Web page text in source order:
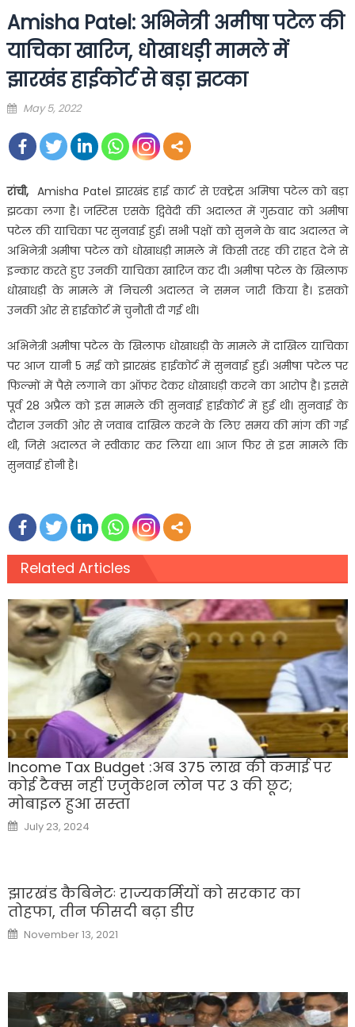
Amisha Patel: अभिनेत्री अमीषा पटेल की
याचिका खारिज, धोखाधड़ी मामले में
झारखंड हाईकोर्ट से बड़ा झटका
Posted
May 5, 2022
रांची,Amisha Patel झारखंड हाई कार्ट से एक्‍ट्रेस अमिषा पटेल को बड़ा
झटका लगा है। जस्टिस एसके द्विवेदी की अदालत में गुरुवार को अमीषा
पटेल की याचिका पर सुनवाई हुई। सभी पक्षों को सुनने के बाद अदालत ने
अभिनेत्री अमीषा पटेल को धोखाधड़ी मामले में किसी तरह की राहत देने से
इन्कार करते हुए उनकी याचिका खारिज कर दी। अमीषा पटेल के खिलाफ
धोखाधड़ी के मामले में निचली अदालत ने समन जारी किया है। इसको
उनकी ओर से हाईकोर्ट में चुनौती दी गई थी।
अभिनेत्री अमीषा पटेल के खिलाफ धोखाधड़ी के मामले में दाखिल याचिका
पर आज यानी 5 मई को झारखंड हाईकोर्ट में सुनवाई हुई। अमीषा पटेल पर
फिल्मों में पैसे लगाने का ऑफर देकर धोखाधड़ी करने का आरोप है। इससे
पूर्व 28 अप्रैल को इस मामले की सुनवाई हाईकोर्ट में हुई थी। सुनवाई के
दौरान उनकी ओर से जवाब दाखिल करने के लिए समय की मांग की गई
थी, जिसे अदालत ने स्वीकार कर लिया था। आज फिर से इस मामले कि
सुनवाई होनी है।
Related Articles
Income Tax Budget :अब 375 लाख की कमाई पर
कोई टैक्स नहीं एजुकेशन लोन पर 3 की छूट;
मोबाइल हुआ सस्‍ता
Posted
on
July 23, 2024
झारखंड कैबिनेटः राज्यकर्मियों को सरकार का
तोहफा, तीन फीसदी बढ़ा डीए
Posted
on
November 13, 2021